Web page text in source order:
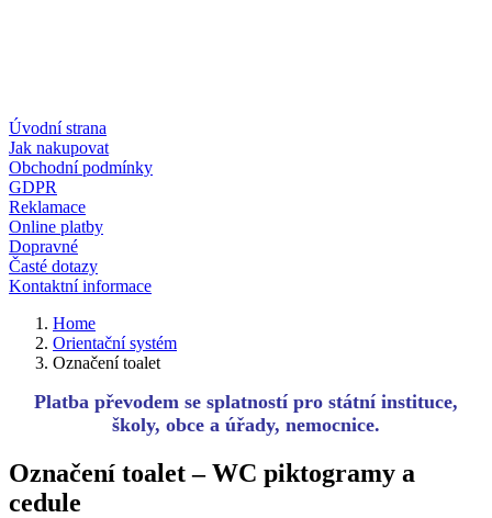
Úvodní strana
Jak nakupovat
Obchodní podmínky
GDPR
Reklamace
Online platby
Dopravné
Časté dotazy
Kontaktní informace
Home
Orientační systém
Označení toalet
Platba převodem se splatností pro státní instituce,
školy, obce a úřady, nemocnice.
Označení toalet – WC piktogramy a
cedule